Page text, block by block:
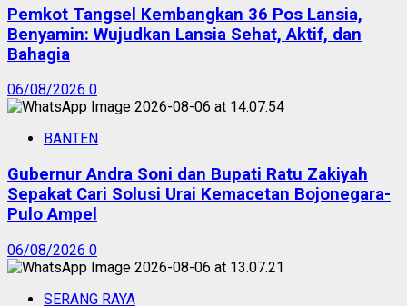
Pemkot Tangsel Kembangkan 36 Pos Lansia,
Benyamin: Wujudkan Lansia Sehat, Aktif, dan
Bahagia
06/08/2026 0
BANTEN
Gubernur Andra Soni dan Bupati Ratu Zakiyah
Sepakat Cari Solusi Urai Kemacetan Bojonegara-
Pulo Ampel
06/08/2026 0
SERANG RAYA